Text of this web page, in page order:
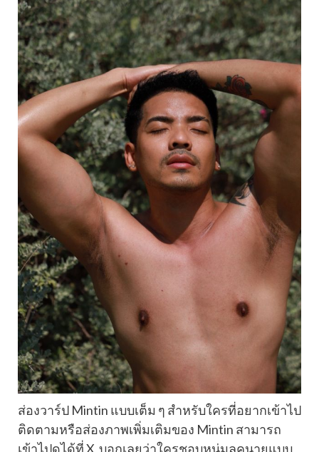
ส่องวาร์ป Mintin แบบเต็ม ๆ สำหรับใครที่อยากเข้าไป
ติดตามหรือส่องภาพเพิ่มเติมของ Mintin สามารถ
เข้าไปดูได้ที่ X บอกเลยว่าใครชอบหนุ่มลุคนายแบบ